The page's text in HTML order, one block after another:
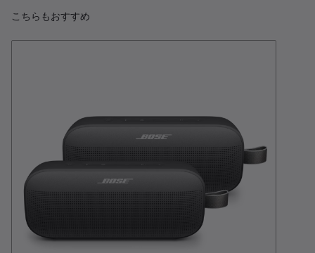
こちらもおすすめ